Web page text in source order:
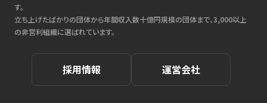
す。
立ち上げたばかりの団体から年間収入数十億円規模の団体まで、3,000以上
の非営利組織に選ばれています。
採用情報 運営会社